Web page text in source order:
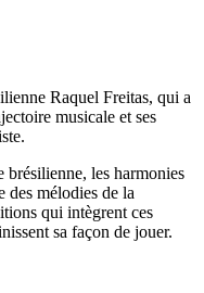
Raquel Freitas, qui a
musicale et ses
brésilienne, les harmonies
des mélodies de la
qui intègrent ces
sa façon de jouer.